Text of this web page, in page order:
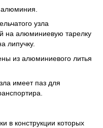
узла
на алюминиевую тарелку
липучку.
из алюминиевого литья
имеет паз для
в конструкции которых